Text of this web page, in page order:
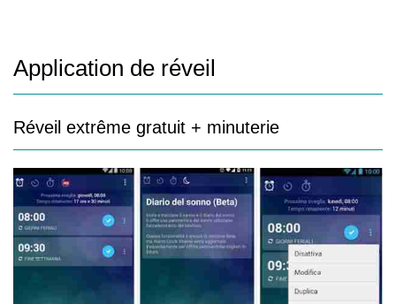
Application de réveil
Réveil extrême gratuit + minuterie